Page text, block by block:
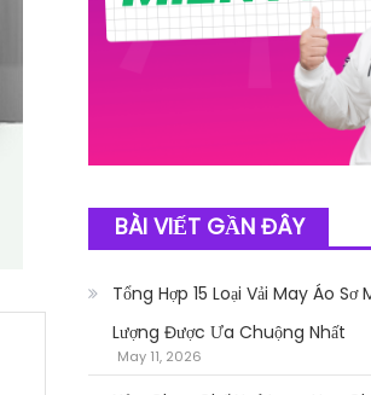
BÀI VIẾT GẦN ĐÂY
Tổng Hợp 15 Loại Vải May Áo Sơ
Lượng Được Ưa Chuộng Nhất
May 11, 2026